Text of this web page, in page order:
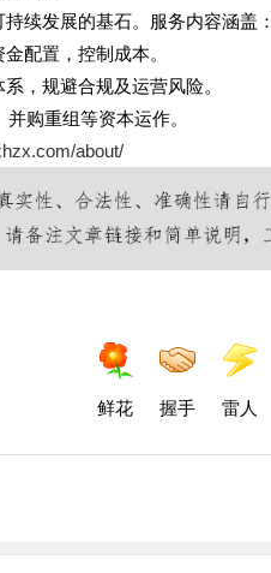
发展的基石。服务内容涵盖：
配置，控制成本。
规避合规及运营风险。
购重组等资本运作。
about/
鲜花 握手 雷人